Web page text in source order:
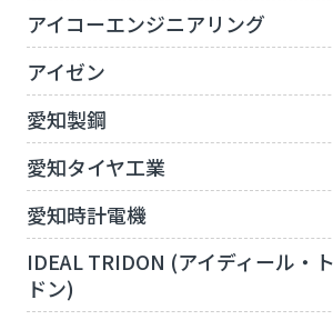
アイコーエンジニアリング
アイゼン
愛知製鋼
愛知タイヤ工業
愛知時計電機
IDEAL TRIDON (アイディール・
ドン)